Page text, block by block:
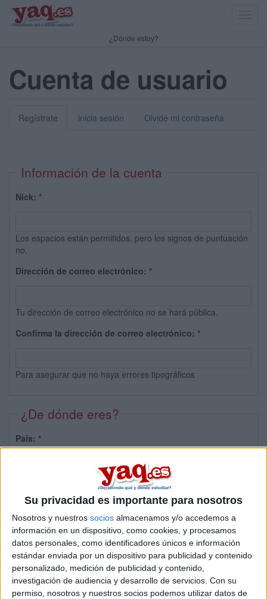
Su privacidad es importante para nosotros
Nosotros y nuestros socios almacenamos y/o accedemos a
información en un dispositivo, como cookies, y procesamos
datos personales, como identificadores únicos e información
estándar enviada por un dispositivo para publicidad y contenido
personalizado, medición de publicidad y contenido,
investigación de audiencia y desarrollo de servicios. Con su
permiso, nosotros y nuestros socios podemos utilizar datos de
¿Dónde estoy?
Cuenta de usuario
Regístrate inicia sesión Olvidé mi contraseña
Información de la cuenta
Nick: *
Los espacios están permitidos, pero los signos de puntuación
no.
Dirección de correo electrónico: *
Tu dirección de correo electrónico no se hará pública.
Confirma la dirección de correo electrónico: *
Para asegurar que no haya errores tipográficos
¿De dónde eres?
País: *
Sobre ti
Soy:*
Chico